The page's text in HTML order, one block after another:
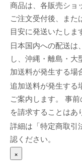
商品は、各販売ショ
ご注文受付後、また
目安に発送いたしま
日本国内への配送は
し、沖縄・離島・大
加送料が発生する場
追加送料が発生する
ご案内します。 事
を請求することはあ
詳細は「特定商取引
認ください。
×